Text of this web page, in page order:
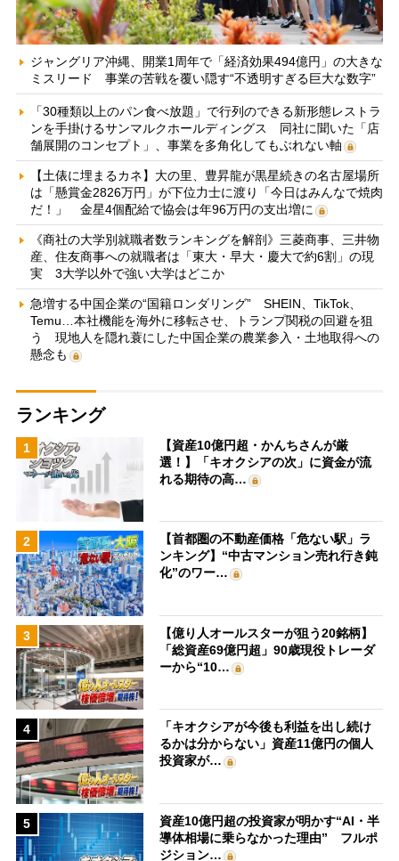
ジャングリア沖縄、開業1周年で「経済効果494億円」の大きな
ミスリード 事業の苦戦を覆い隠す“不透明すぎる巨大な数字”
「30種類以上のパン食べ放題」で行列のできる新形態レストラ
ンを手掛けるサンマルクホールディングス 同社に聞いた「店
舗展開のコンセプト」、事業を多角化してもぶれない軸
【土俵に埋まるカネ】大の里、豊昇龍が黒星続きの名古屋場所
は「懸賞金2826万円」が下位力士に渡り「今日はみんなで焼肉
だ！」 金星4個配給で協会は年96万円の支出増に
《商社の大学別就職者数ランキングを解剖》三菱商事、三井物
産、住友商事への就職者は「東大・早大・慶大で約6割」の現
実 3大学以外で強い大学はどこか
急増する中国企業の“国籍ロンダリング” SHEIN、TikTok、
Temu…本社機能を海外に移転させ、トランプ関税の回避を狙
う 現地人を隠れ蓑にした中国企業の農業参入・土地取得への
懸念も
ランキング
1
【資産10億円超・かんちさんが厳
選！】「キオクシアの次」に資金が流
れる期待の高…
2
【首都圏の不動産価格「危ない駅」ラ
ンキング】“中古マンション売れ行き鈍
化”のワー…
3
【億り人オールスターが狙う20銘柄】
「総資産69億円超」90歳現役トレーダ
ーから“10…
4
「キオクシアが今後も利益を出し続け
るかは分からない」資産11億円の個人
投資家が…
5
資産10億円超の投資家が明かす“AI・半
導体相場に乗らなかった理由” フルポ
ジション…